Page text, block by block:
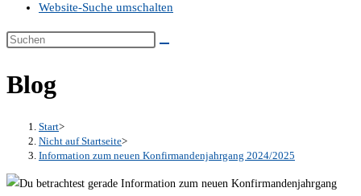
Website-Suche umschalten
Blog
Start>
Nicht auf Startseite>
Information zum neuen Konfirmandenjahrgang 2024/2025